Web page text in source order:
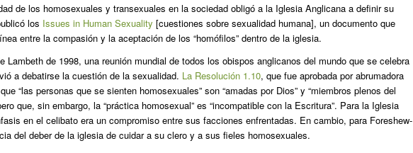
de los homosexuales y transexuales en la sociedad obligó a la Iglesia Anglicana a definir su
los Issues in Human Sexuality [cuestiones sobre sexualidad humana], un documento que
entre la compasión y la aceptación de los “homófilos” dentro de la iglesia.
Lambeth de 1998, una reunión mundial de todos los obispos anglicanos del mundo que se celebra
a debatirse la cuestión de la sexualidad. La Resolución 1.10, que fue aprobada por abrumadora
“las personas que se sienten homosexuales” son “amadas por Dios” y “miembros plenos del
que, sin embargo, la “práctica homosexual” es “incompatible con la Escritura”. Para la Iglesia
en el celibato era un compromiso entre sus facciones enfrentadas. En cambio, para Foreshew-
del deber de la iglesia de cuidar a su clero y a sus fieles homosexuales.